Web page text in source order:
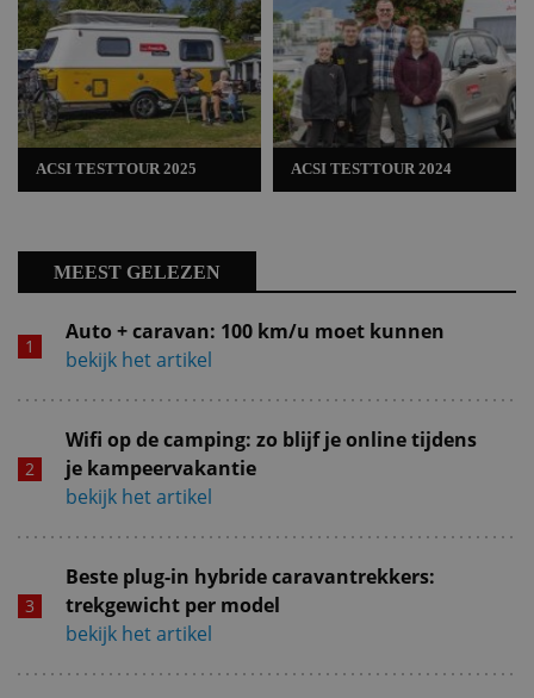
ACSI TESTTOUR 2025 ACSI TESTTOUR 2024
MEEST GELEZEN
Auto + caravan: 100 km/u moet kunnen
bekijk het artikel
Wifi op de camping: zo blijf je online tijdens
je kampeervakantie
bekijk het artikel
Beste plug-in hybride caravantrekkers:
trekgewicht per model
bekijk het artikel